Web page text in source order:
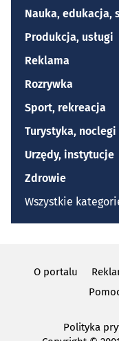
Nauka, edukacja,
Produkcja, usługi
Reklama
Rozrywka
Sport, rekreacja
Turystyka, noclegi
Urzędy, instytucje
Zdrowie
Wszystkie
O portalu
Polityka